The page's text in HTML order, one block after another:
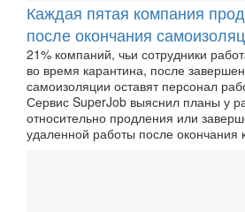
Каждая пятая компания
после окончания
21% компаний, чьи сотрудники
во время карантина, после
самоизоляции оставят персонал
Сервис SuperJob выяснил планы у
относительно продления или
удаленной работы после окончания